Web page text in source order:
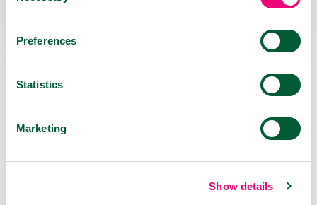
Preferences
Statistics
Marketing
Show details
Produkty značky VIROSTOP môžete zakúpiť v
online lekárňach a e-shopoch. Kliknutím na
Vami vybrané logo sa presuniete na webovú